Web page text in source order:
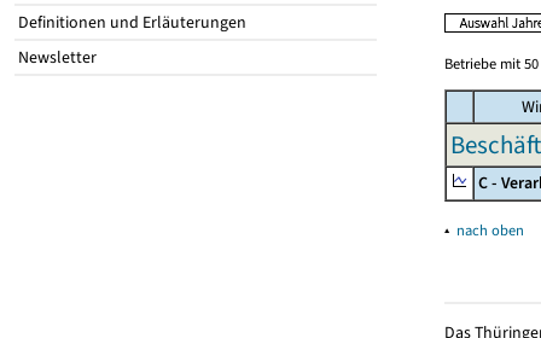
Definitionen und Erläuterungen
Newsletter
Betriebe mit
C -
▴ nach oben
Das